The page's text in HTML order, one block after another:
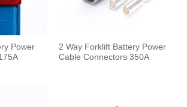
2 Way Forklift Battery Power
Cable Connectors 350A